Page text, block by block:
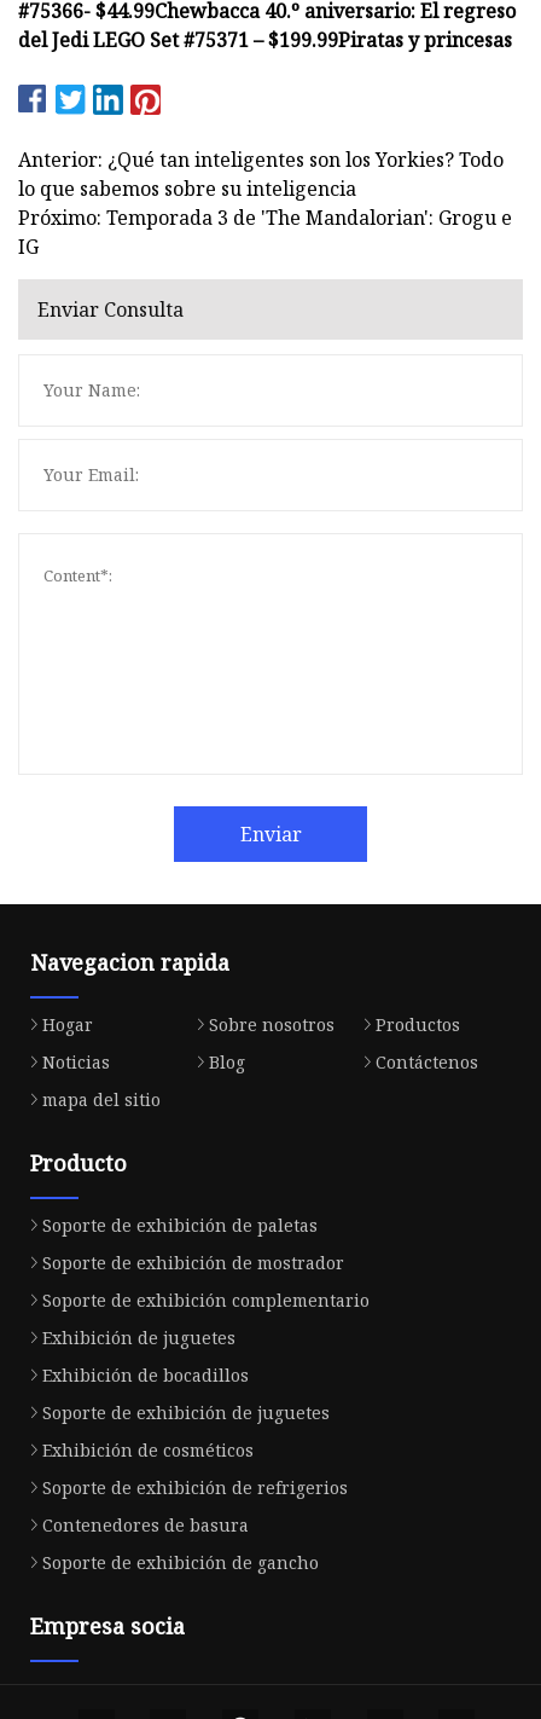
#75366- $44.99Chewbacca 40.º aniversario: El regreso
del Jedi LEGO Set #75371 – $199.99Piratas y princesas
Anterior: ¿Qué tan inteligentes son los Yorkies? Todo
lo que sabemos sobre su inteligencia
Próximo: Temporada 3 de 'The Mandalorian': Grogu e
IG
Enviar Consulta
Enviar
Navegacion rapida
Hogar Sobre nosotros
Productos
Noticias
Blog
Contáctenos
mapa del sitio
Producto
Soporte de exhibición de paletas
Soporte de exhibición de mostrador
Soporte de exhibición complementario
Exhibición de juguetes
Exhibición de bocadillos
Soporte de exhibición de juguetes
Exhibición de cosméticos
Soporte de exhibición de refrigerios
Contenedores de basura
Soporte de exhibición de gancho
Empresa socia